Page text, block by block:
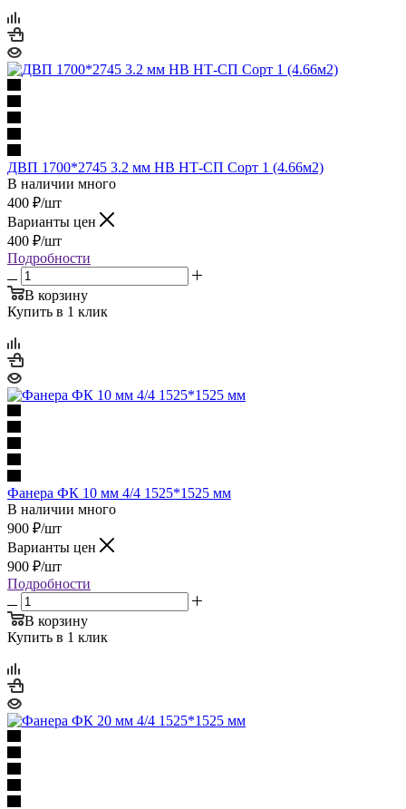
ДВП 1700*2745 3.2 мм НВ НТ-СП Сорт 1 (4.66м2)
В наличии много
400 ₽/шт
Варианты цен
400 ₽/шт
Подробности
В корзину
Купить в 1 клик
Фанера ФК 10 мм 4/4 1525*1525 мм
В наличии много
900 ₽/шт
Варианты цен
900 ₽/шт
Подробности
В корзину
Купить в 1 клик